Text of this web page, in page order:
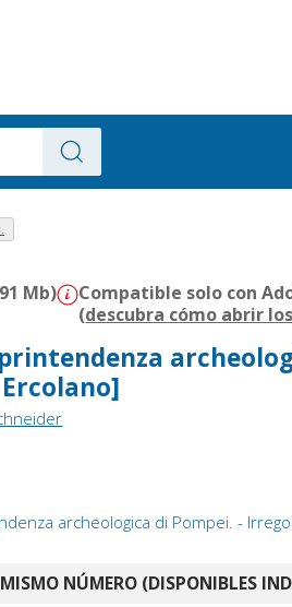
Mb)
Compatible solo con
(descubra cómo abrir
archeologica di Pompei. -
NÚMERO (DISPONIBLES